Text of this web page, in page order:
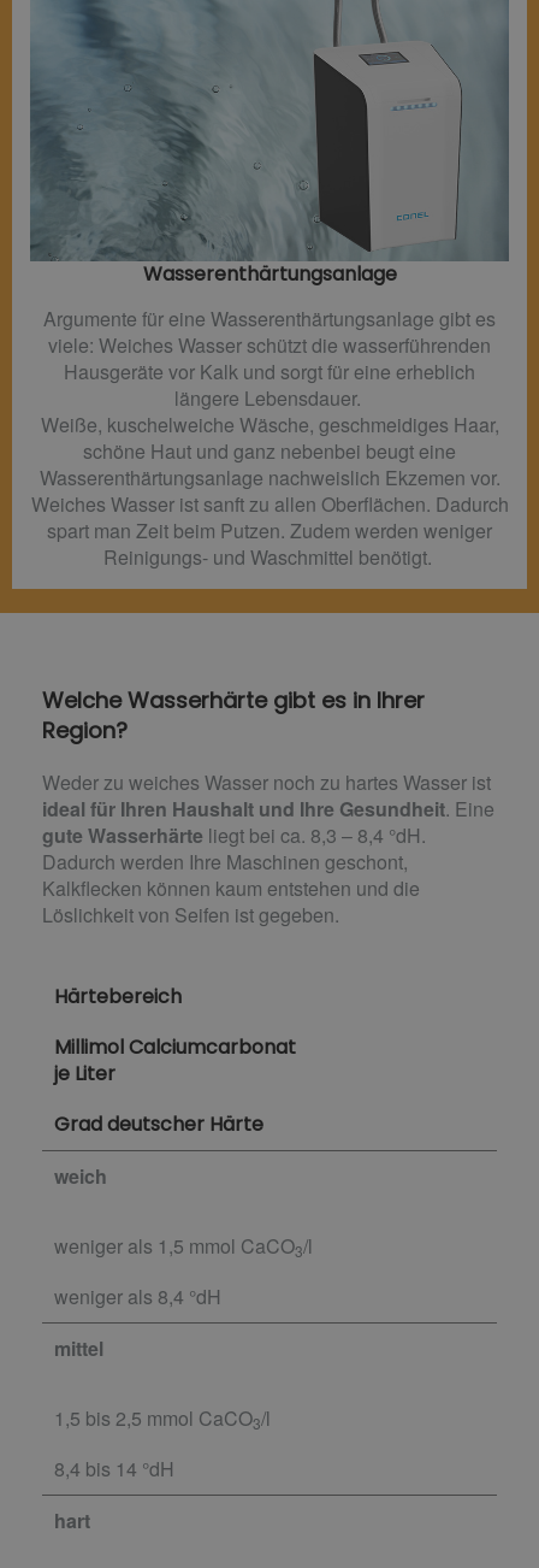
Wasserenthärtungsanlage
Argumente für eine Wasserenthärtungsanlage gibt es
viele: Weiches Wasser schützt die wasserführenden
Hausgeräte vor Kalk und sorgt für eine erheblich
längere Lebensdauer.
Weiße, kuschelweiche Wäsche, geschmeidiges Haar,
schöne Haut und ganz nebenbei beugt eine
Wasserenthärtungsanlage nachweislich Ekzemen vor.
Weiches Wasser ist sanft zu allen Oberflächen. Dadurch
spart man Zeit beim Putzen. Zudem werden weniger
Reinigungs- und Waschmittel benötigt.
Welche Wasserhärte gibt es in Ihrer
Region?
Weder zu weiches Wasser noch zu hartes Wasser ist
ideal für Ihren Haushalt und Ihre Gesundheit. Eine
gute Wasserhärte liegt bei ca. 8,3 – 8,4 °dH.
Dadurch werden Ihre Maschinen geschont,
Kalkflecken können kaum entstehen und die
Löslichkeit von Seifen ist gegeben.
Härtebereich
Millimol Calciumcarbonat
je Liter
Grad deutscher Härte
weich
weniger als 1,5 mmol CaCO3/l
weniger als 8,4 °dH
mittel
1,5 bis 2,5 mmol CaCO3/l
8,4 bis 14 °dH
hart